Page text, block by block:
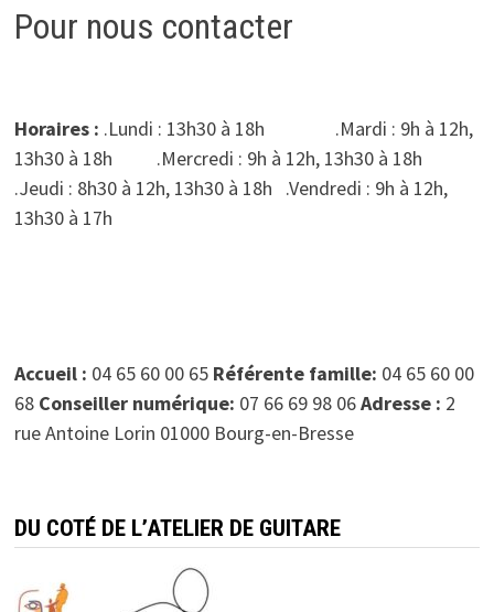
Pour nous contacter
Horaires : .Lundi : 13h30 à 18h .Mardi : 9h à 12h,
13h30 à 18h .Mercredi : 9h à 12h, 13h30 à 18h
.Jeudi : 8h30 à 12h, 13h30 à 18h .Vendredi : 9h à 12h,
13h30 à 17h
Accueil : 04 65 60 00 65 Référente famille: 04 65 60 00
68 Conseiller numérique: 07 66 69 98 06Adresse : 2
rue Antoine Lorin 01000 Bourg-en-Bresse
DU COTÉ DE L’ATELIER DE GUITARE